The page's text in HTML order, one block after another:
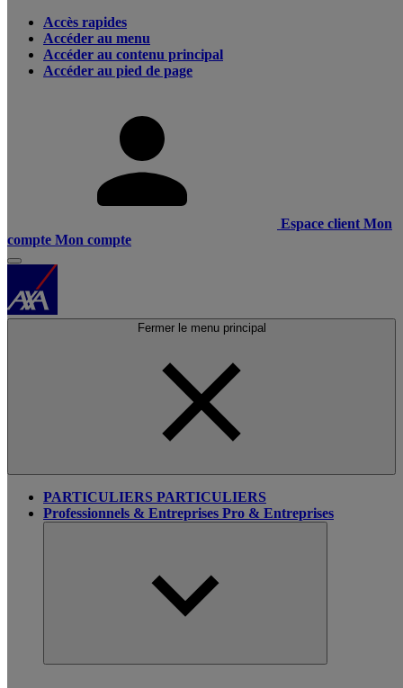
Accès rapides
Accéder au menu
Accéder au contenu principal
Accéder au pied de page
Espace client Mon
compte Mon compte
Fermer le menu principal
PARTICULIERS PARTICULIERS
Professionnels & Entreprises Pro & Entreprises